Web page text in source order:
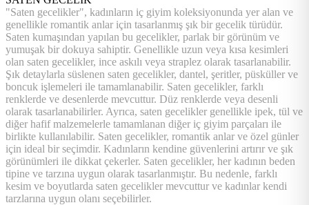
"Saten gecelikler", kadınların iç giyim koleksiyonunda yer alan ve
genellikle romantik anlar için tasarlanmış şık bir gecelik türüdür.
Saten kumaşından yapılan bu gecelikler, parlak bir görünüm ve
yumuşak bir dokuya sahiptir. Genellikle uzun veya kısa kesimleri
olan saten gecelikler, ince askılı veya straplez olarak tasarlanabilir.
Şık detaylarla süslenen saten gecelikler, dantel, şeritler, püsküller ve
boncuk işlemeleri ile tamamlanabilir. Saten gecelikler, farklı
renklerde ve desenlerde mevcuttur. Düz renklerde veya desenli
olarak tasarlanabilirler. Ayrıca, saten gecelikler genellikle ipek, tül ve
diğer hafif malzemelerle tamamlanan diğer iç giyim parçaları ile
birlikte kullanılabilir. Saten gecelikler, romantik anlar ve özel günler
için ideal bir seçimdir. Kadınların kendine güvenlerini artırır ve şık
görünümleri ile dikkat çekerler. Saten gecelikler, her kadının beden
tipine ve tarzına uygun olarak tasarlanmıştır. Bu nedenle, farklı
kesim ve boyutlarda saten gecelikler mevcuttur ve kadınlar kendi
tarzlarına uygun olanı seçebilirler.